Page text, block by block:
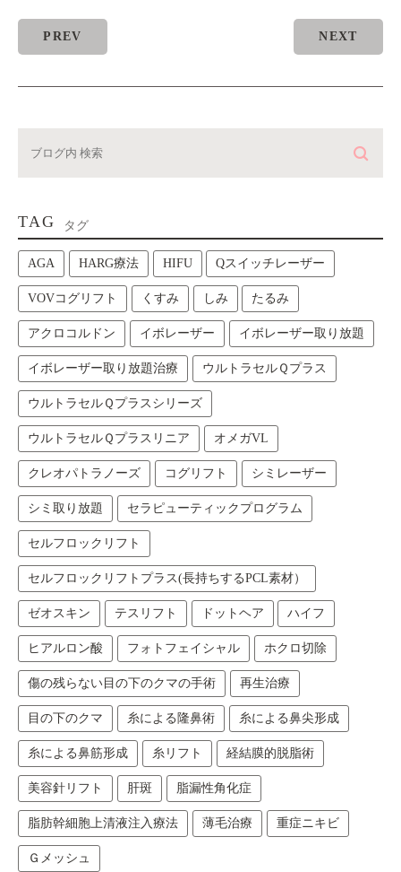
PREV NEXT
TAG タグ
AGA HARG療法 HIFU Qスイッチレーザー
VOVコグリフト くすみ しみ たるみ
アクロコルドン イボレーザー イボレーザー取り放題
イボレーザー取り放題治療 ウルトラセルＱプラス
ウルトラセルＱプラスシリーズ
ウルトラセルＱプラスリニア オメガVL
クレオパトラノーズ コグリフト シミレーザー
シミ取り放題 セラピューティックプログラム
セルフロックリフト
セルフロックリフトプラス(長持ちするPCL素材）
ゼオスキン テスリフト ドットヘア ハイフ
ヒアルロン酸 フォトフェイシャル ホクロ切除
傷の残らない目の下のクマの手術 再生治療
目の下のクマ 糸による隆鼻術 糸による鼻尖形成
糸による鼻筋形成 糸リフト 経結膜的脱脂術
美容針リフト 肝斑 脂漏性角化症
脂肪幹細胞上清液注入療法 薄毛治療 重症ニキビ
Ｇメッシュ